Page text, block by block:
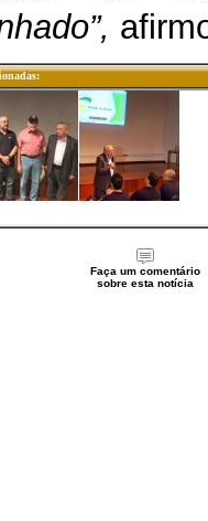
Faça um comentário
sobre esta notícia